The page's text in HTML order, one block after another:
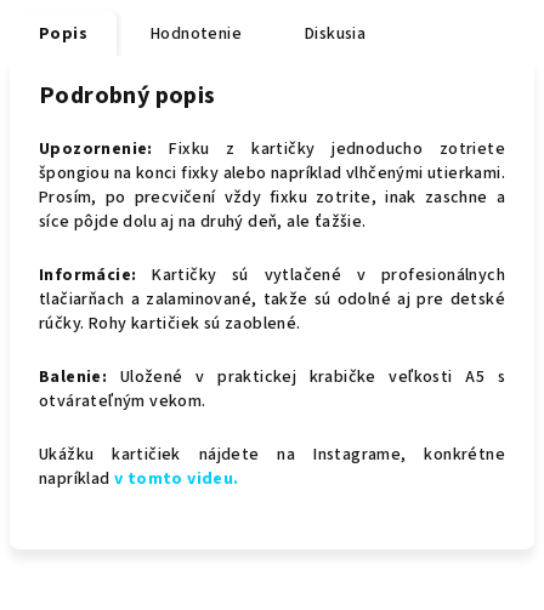
Popis Hodnotenie Diskusia
Podrobný popis
Upozornenie: Fixku z kartičky jednoducho zotriete
špongiou na konci fixky alebo napríklad vlhčenými utierkami.
Prosím, po precvičení vždy fixku zotrite, inak zaschne a
síce pôjde dolu aj na druhý deň, ale ťažšie.
Informácie: Kartičky sú vytlačené v profesionálnych
tlačiarňach a zalaminované, takže sú odolné aj pre detské
rúčky. Rohy kartičiek sú zaoblené.
Balenie: Uložené v praktickej krabičke veľkosti A5 s
otvárateľným vekom.
Ukážku kartičiek nájdete na Instagrame, konkrétne
napríklad v tomto videu.